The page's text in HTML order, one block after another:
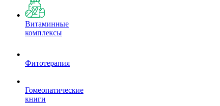
Витаминные
комплексы
Фитотерапия
Гомеопатические
книги